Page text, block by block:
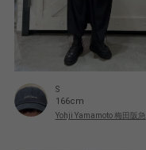
S
166cm
Yohji Yamamoto 梅田阪急